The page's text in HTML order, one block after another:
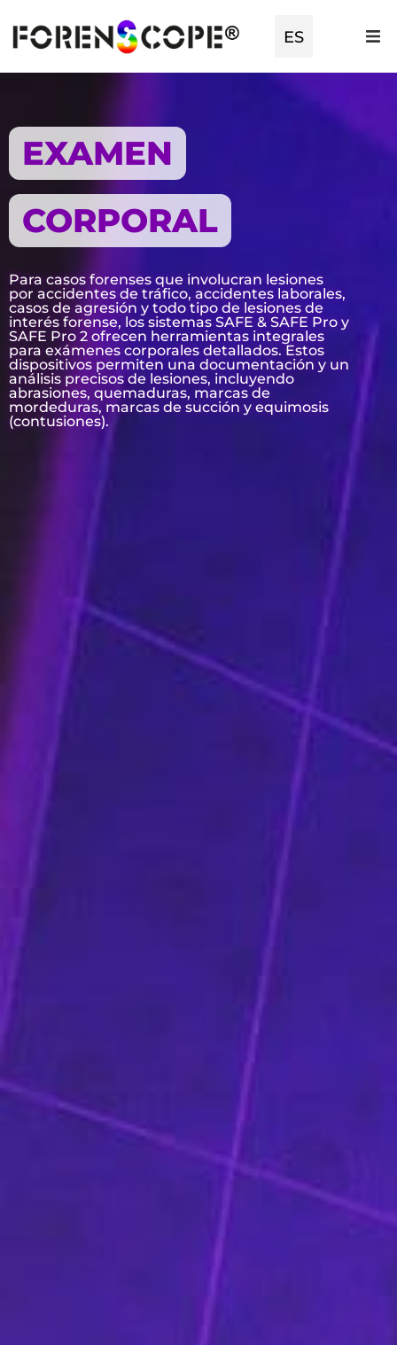
ES
TR
EXAMEN
CORPORAL
Para casos forenses que involucran lesiones
por accidentes de tráfico, accidentes laborales,
casos de agresión y todo tipo de lesiones de
interés forense, los sistemas SAFE & SAFE Pro y
SAFE Pro 2 ofrecen herramientas integrales
para exámenes corporales detallados. Estos
dispositivos permiten una documentación y un
análisis precisos de lesiones, incluyendo
abrasiones, quemaduras, marcas de
mordeduras, marcas de succión y equimosis
(contusiones).